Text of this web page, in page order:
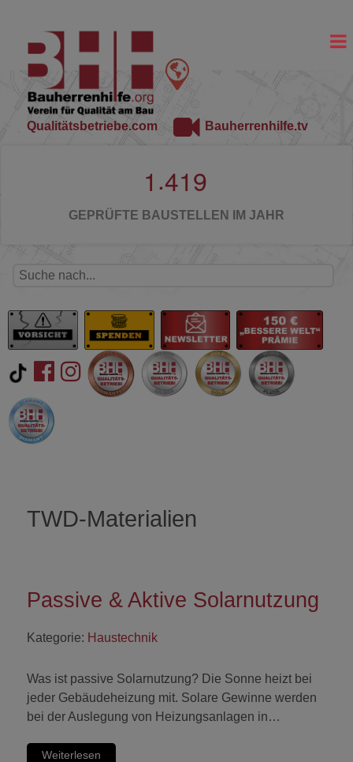
Qualitätsbetriebe.com Bauherrenhilfe.tv
1 .419
GEPRÜFTE BAUSTELLEN IM JAHR
TWD-Materialien
Passive & Aktive Solarnutzung
Kategorie: Haustechnik
Was ist passive Solarnutzung? Die Sonne heizt bei
jeder Gebäudeheizung mit. Solare Gewinne werden
bei der Auslegung von Heizungsanlagen in…
Weiterlesen